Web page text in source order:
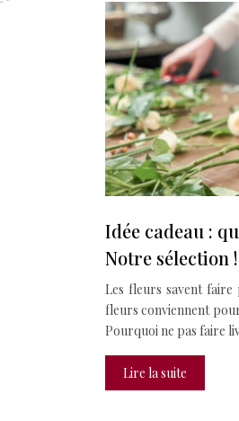
Idée cadeau :
Notre sélection !
Les fleurs savent faire
fleurs conviennent
Pourquoi ne pas faire
Lire la suite